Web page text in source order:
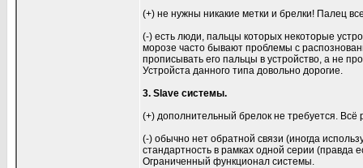
(+) не нужны никакие метки и брелки! Палец
(-) есть люди, пальцы которых некоторые
морозе часто бывают проблемы с
прописывать его пальцы в устройство, а не
Устройста данного типа довольно дорогие.
3. Slave системы.
(+) дополнительный брелок не требуется.
(-) обычно нет обратной связи (иногда
стандартность в рамках одной серии (правда
Ограниченный функционал системы.